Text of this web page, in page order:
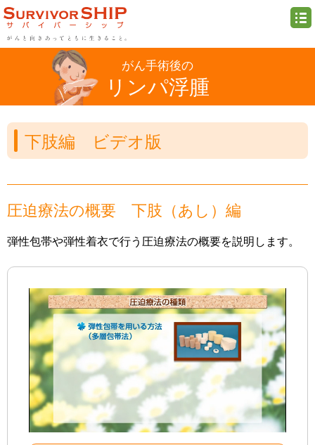
がん手術後の
リンパ浮腫
下肢編 ビデオ版
圧迫療法の概要 下肢（あし）編
弾性包帯や弾性着衣で行う圧迫療法の概要を説明します。